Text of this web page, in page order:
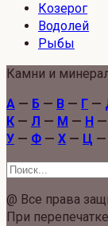
Козерог
Водолей
Рыбы
Камни и
А — Б — В — Г —
К — Л — М — Н —
У — Ф — Х — Ц —
Search
@ Все права
При